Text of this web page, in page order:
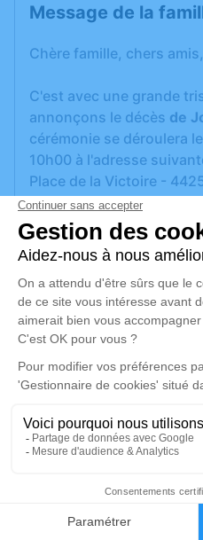
Faire-part
Message de la
Chère famille, chers amis,
C'est avec une grande
annonçons le décès de
cérémonie se déroulera
10h00 à l'adresse
Place de la Victoire -
suivie de l'inhumation au
Guérande.
Cet espace privé est
condoléances ou le
Un service de plantation
disponible ici
Cérémonie religieuse
Eglise Saint Brevin
1 Place de la Victoire